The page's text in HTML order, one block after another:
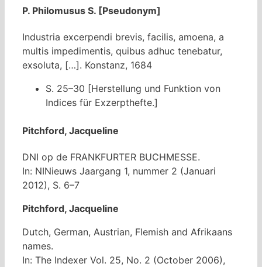
P. Philomusus S. [Pseudonym]
Industria excerpendi brevis, facilis, amoena, a
multis impedimentis, quibus adhuc tenebatur,
exsoluta, […]. Konstanz, 1684
S. 25–30 [Herstellung und Funktion von
Indices für Exzerpthefte.]
Pitchford, Jacqueline
DNI op de FRANKFURTER BUCHMESSE.
In: NINieuws Jaargang 1, nummer 2 (Januari
2012), S. 6–7
Pitchford, Jacqueline
Dutch, German, Austrian, Flemish and Afrikaans
names.
In: The Indexer Vol. 25, No. 2 (October 2006),